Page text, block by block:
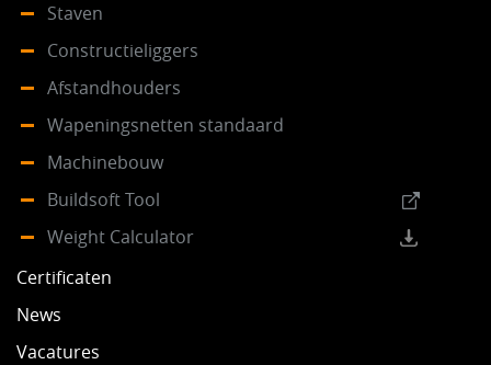
Staven
Constructieliggers
Afstandhouders
Wapeningsnetten standaard
Machinebouw
Buildsoft Tool
Weight Calculator
Certificaten
News
Vacatures